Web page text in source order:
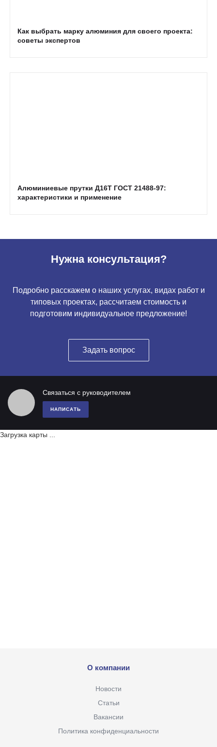
Как выбрать марку алюминия для своего проекта:
советы экспертов
Алюминиевые прутки Д16Т ГОСТ 21488-97:
характеристики и применение
Нужна консультация?
Подробно расскажем о наших услугах, видах работ и
типовых проектах, рассчитаем стоимость и
подготовим индивидуальное предложение!
Задать вопрос
Связаться с руководителем
НАПИСАТЬ
Загрузка карты ...
О компании
Новости
Статьи
Вакансии
Политика конфиденциальности